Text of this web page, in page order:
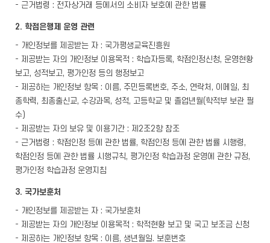
- 근거법령 : 전자상거래 등에서의 소비자 보호에 관한 법률
2. 학점은행제 운영 관련
- 개인정보를 제공받는 자 : 국가평생교육진흥원
- 제공받는 자의 개인정보 이용목적 : 학습자등록, 학점인정신청, 운영현황
보고, 성적보고, 평가인정 등의 행정보고
- 제공하는 개인정보 항목 : 이름, 주민등록번호, 주소, 연락처, 이메일, 최
종학력, 최종출신교, 수강과목, 성적, 고등학교 및 졸업년월(학적부 보관 필
수)
- 제공받는 자의 보유 및 이용기간 : 제2조2항 참조
- 근거법령 : 학점인정 등에 관한 법률, 학점인정 등에 관한 법률 시행령,
학점인정 등에 관한 법률 시행규칙, 평가인정 학습과정 운영에 관한 규정,
평가인정 학습과정 운영지침
3. 국가보훈처
- 개인정보를 제공받는 자 : 국가보훈처
- 제공받는 자의 개인정보 이용목적 : 학적현황 보고 및 국고 보조금 신청
- 제공하는 개인정보 항목 : 이름, 생년월일. 보훈번호